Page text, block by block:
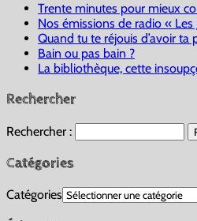
Trente minutes pour mieux
Nos émissions de radio « Les
Quand tu te réjouis d’avoir ta
Bain ou pas bain ?
La bibliothèque, cette
Rechercher
Rechercher :
Catégories
Catégories